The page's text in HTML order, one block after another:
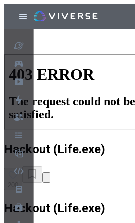
Hackout (Life.exe)
200
Hackout (Life.exe)